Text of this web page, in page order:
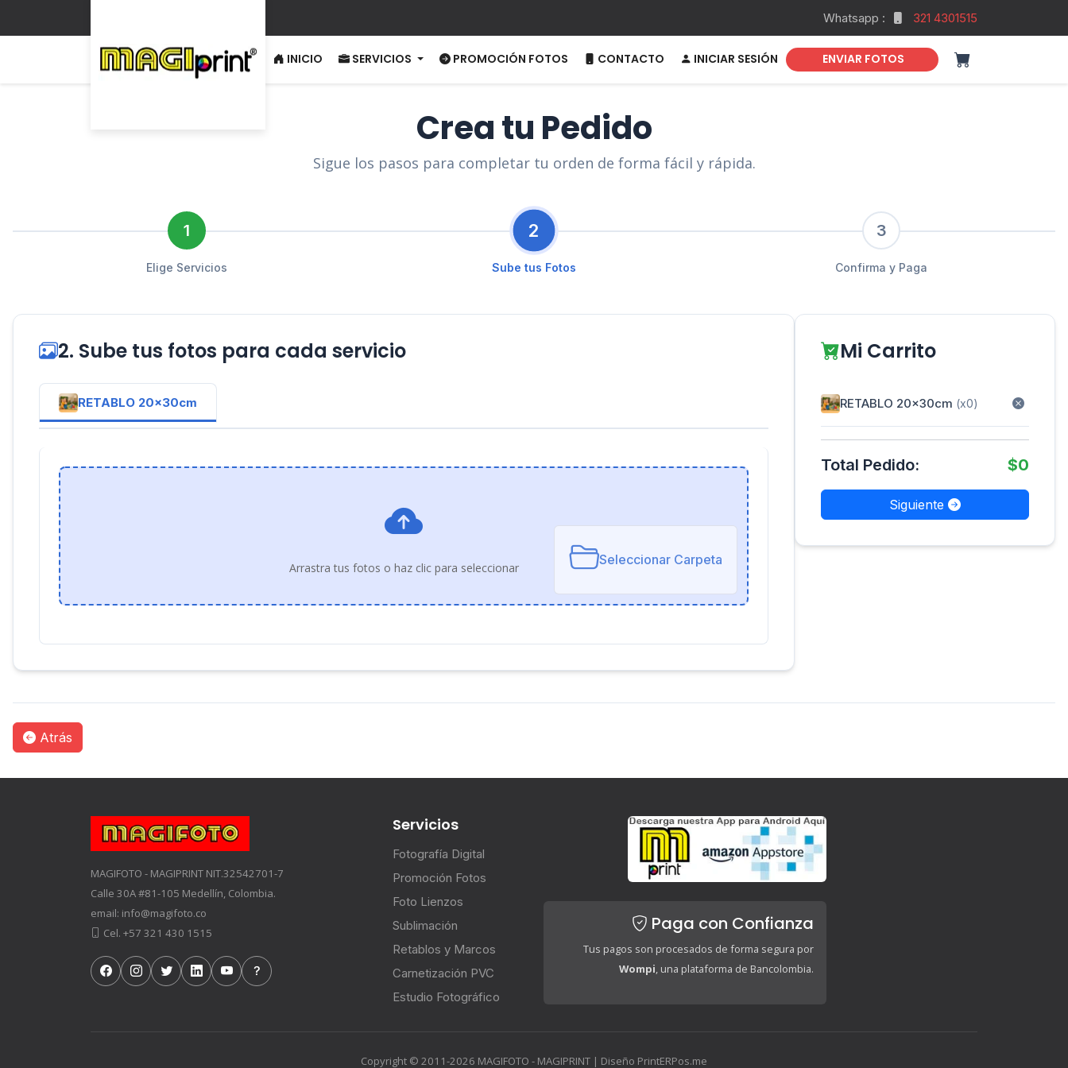
Whatsapp : 321 4301515
INICIO SERVICIOS PROMOCIÓN FOTOS CONTACTO INICIAR SESIÓN ENVIAR FOTOS
Crea tu Pedido
Sigue los pasos para completar tu orden de forma fácil y rápida.
1
Elige Servicios
2
Sube tus Fotos
3
Confirma y Paga
2. Sube tus fotos para cada servicio
RETABLO 20x30cm
Arrastra tus fotos o haz clic para seleccionar Seleccionar Carpeta
Mi Carrito
RETABLO 20x30cm (x0)
Total Pedido: $0
Siguiente
Atrás
MAGIFOTO - MAGIPRINT NIT.32542701-7
Calle 30A #81-105 Medellín, Colombia.
email: info@magifoto.co
Cel. +57 321 430 1515
Servicios
Fotografía Digital
Promoción Fotos
Foto Lienzos
Sublimación
Retablos y Marcos
Carnetización PVC
Estudio Fotográfico
Paga con Confianza
Tus pagos son procesados de forma segura por
Wompi, una plataforma de Bancolombia.
Copyright © 2011-2026 MAGIFOTO - MAGIPRINT | Diseño PrintERPos.me